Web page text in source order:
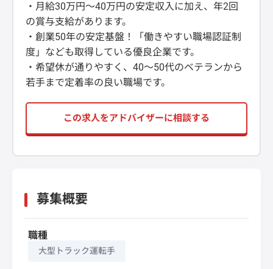
・月給30万円〜40万円の安定収入に加え、年2回
の賞与支給があります。
・創業50年の安定基盤！「働きやすい職場認証制
度」なども取得している優良企業です。
・希望休が通りやすく、40〜50代のベテランから
若手まで定着率の良い職場です。
この求人をアドバイザーに相談する
募集概要
職種
大型トラック運転手